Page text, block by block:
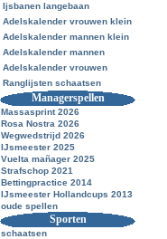
Ijsbanen langebaan
Adelskalender vrouwen klein
Adelskalender mannen klein
Adelskalender mannen
Adelskalender vrouwen
Ranglijsten schaatsen
Managerspellen
Massasprint 2026
Rosa Nostra 2026
Wegwedstrijd 2026
IJsmeester 2025
Vuelta mañager 2025
Strafschop 2021
Bettingpractice 2014
IJsmeester Hollandcups 2013
oude spellen
Sporten
schaatsen